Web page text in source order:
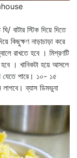
বাটার স্টিক দিয়ে দিতে
কিছুক্ষণ নাড়াচাড়া করে
রাখতে হবে । মিশ্রণটি
। খানিকটা হয়ে আসলে
যেতে পারে। ১০- ১৫
ব্যাস ডিমভুনা